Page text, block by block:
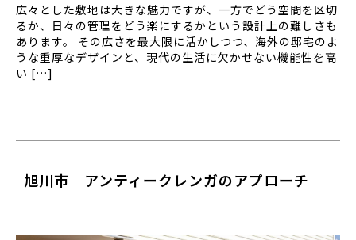
広々とした敷地は大きな魅力ですが、一方でどう空間を区切
るか、日々の管理をどう楽にするかという設計上の難しさも
あります。 その広さを最大限に活かしつつ、海外の邸宅のよ
うな重厚なデザインと、現代の生活に欠かせない機能性を高
い […]
旭川市 アンティークレンガのアプローチ